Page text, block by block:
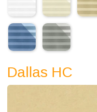
Dallas HС